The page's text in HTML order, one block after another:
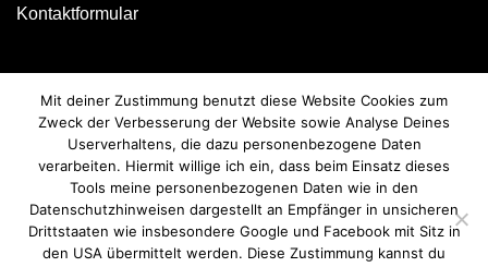
Kontaktformular
© we love handmade 2026. All rights reserved.
Mit deiner Zustimmung benutzt diese Website Cookies zum
Zweck der Verbesserung der Website sowie Analyse Deines
Userverhaltens, die dazu personenbezogene Daten
verarbeiten. Hiermit willige ich ein, dass beim Einsatz dieses
Tools meine personenbezogenen Daten wie in den
Datenschutzhinweisen dargestellt an Empfänger in unsicheren
Drittstaaten wie insbesondere Google und Facebook mit Sitz in
den USA übermittelt werden. Diese Zustimmung kannst du